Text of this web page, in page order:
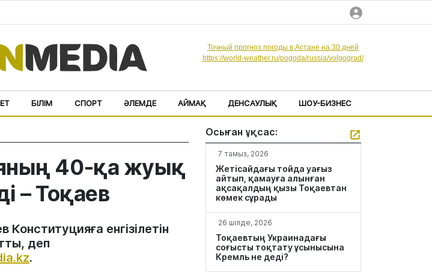
Точный прогноз погоды в Астане на 30 дней
https://world-weather.ru/pogoda/russia/volgograd/
БІЛІМ СПОРТ ӘЛЕМДЕ АЙМАҚ ДЕНСАУЛЫҚ ШОУ-БИЗНЕС
40-қа жуық
– Тоқаев
енгізілетін
деп
.
Осыған ұқсас:
7 тамыз, 2026
Жетісайдағы тойда уағыз
айтып, қамауға алынған
ақсақалдың қызы Тоқаевтан
көмек сұрады
26 шілде, 2026
Тоқаевтың Украинадағы
соғысты тоқтату ұсынысына
Кремль не деді?